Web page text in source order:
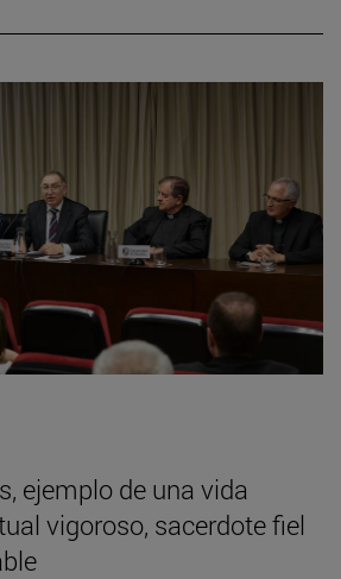
ejemplo de una vida
vigoroso, sacerdote fiel